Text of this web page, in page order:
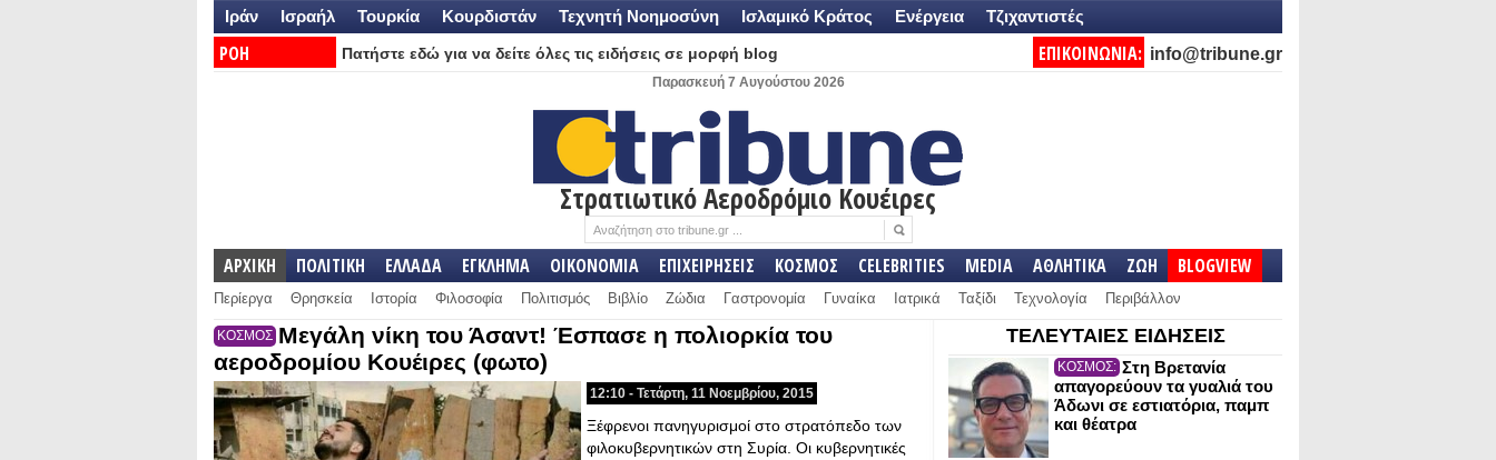
Ιράν Ισραήλ Τουρκία Κουρδιστάν Τεχνητή Νοημοσύνη Ισλαμικό Κράτος Ενέργεια Τζιχαντιστές
ΡΟΗ
Πατήστε εδώ για να δείτε όλες τις ειδήσεις σε μορφή blog ΕΠΙΚΟΙΝΩΝΙΑ: info@tribune.gr
Παρασκευή 7 Αυγούστου 2026
Στρατιωτικό Αεροδρόμιο Κουέιρες
ΑΡΧΙΚΗ ΠΟΛΙΤΙΚΗ ΕΛΛΑΔΑ ΕΓΚΛΗΜΑ ΟΙΚΟΝΟΜΙΑ ΕΠΙΧΕΙΡΗΣΕΙΣ ΚΟΣΜΟΣ CELEBRITIES MEDIA ΑΘΛΗΤΙΚΑ ΖΩΗ BLOGVIEW
Περίεργα Θρησκεία Ιστορία Φιλοσοφία Πολιτισμός Βιβλίο Ζώδια Γαστρονομία Γυναίκα Ιατρικά Ταξίδι Τεχνολογία Περιβάλλον
ΚΟΣΜΟΣ Μεγάλη νίκη του Άσαντ! Έσπασε η πολιορκία του
αεροδρομίου Κουέιρες (φωτο)
12:10 - Τετάρτη, 11 Νοεμβρίου, 2015
Ξέφρενοι πανηγυρισμοί στο στρατόπεδο των
φιλοκυβερνητικών στη Συρία. Οι κυβερνητικές
ΤΕΛΕΥΤΑΙΕΣ ΕΙΔΗΣΕΙΣ
ΚΟΣΜΟΣ: Στη Βρετανία
απαγορεύουν τα γυαλιά του
Άδωνι σε εστιατόρια, παμπ
και θέατρα